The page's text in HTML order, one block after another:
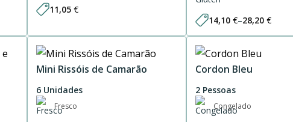
11,05 €
14,10 €–28,20 €
Price
range:
through
28,20 €
Mini Rissóis de Camarão
6 Unidades
Fresco
Cordon Bleu
2 Pessoas
Congelado